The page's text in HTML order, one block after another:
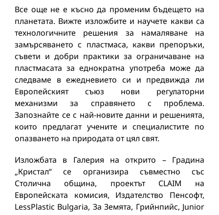
Все още не е късно да променим бъдещето на
планетата. Вижте изложбите и научете какви са
технологичните решения за намаляване на
замърсяването с пластмаса, какви препоръки,
съвети и добри практики за ограничаване на
пластмасата за еднократна употреба може да
следваме в ежедневието си и предвижда ли
Европейският съюз нови регулаторни
механизми за справянето с проблема.
Запознайте се с най-новите данни и решенията,
които предлагат учените и специалистите по
опазването на природата от цял свят.
Изложбата в Галерия на открито – Градина
„Кристал“ се организира съвместно със
Столична община, проектът CLAIM на
Европейската комисия, Издателство Пенсофт,
LessPlastic Bulgaria, За Земята, Грийнпийс, Junior